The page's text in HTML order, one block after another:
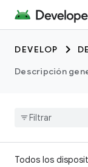
DEVELOP
Descripción
Todos los